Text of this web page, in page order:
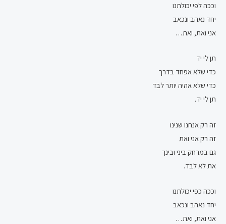
וככה לפי יכולתנו
יחד נאהב ונכאב
אני ואת, ואת…
תן לי יד
כדי שלא אפחד בדרך
כדי שלא אהיה יותר לבד
תן לי יד.
זה רק אנחנו שנינו
זה רק אני ואת
גם במרחק ביני ובינך
את לא לבד.
וככה כפי יכולתנו
יחד נאהב ונכאב
אני ואת, ואת…